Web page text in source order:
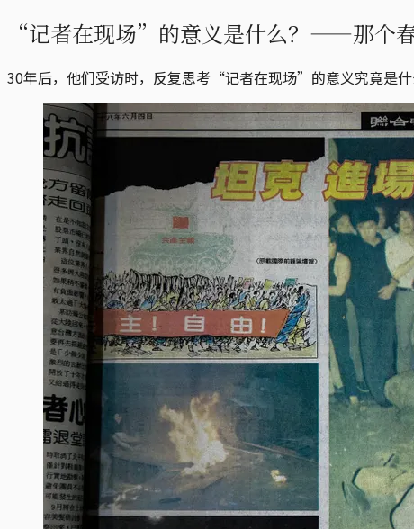
“记者在现场”的意义是什么？——那个
30年后，他们受访时，反复思考“记者在现场”的意义究竟是什